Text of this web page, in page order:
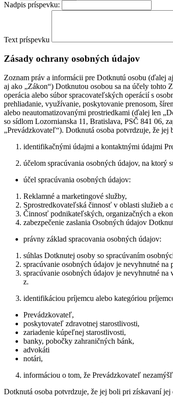
Nadpis príspevku:
Text príspevku
Zásady ochrany osobných údajov
Zoznam práv a informácii pre Dotknutú osobu (ďalej
aj ako „Zákon“) Dotknutou osobou sa na účely tohto
operácia alebo súbor spracovateľských operácií s
prehliadanie, využívanie, poskytovanie prenosom,
alebo neautomatizovanými prostriedkami (ďalej len
so sídlom Lozornianska 11, Bratislava, PSČ 841 06,
„Prevádzkovateľ“). Dotknutá osoba potvrdzuje, že
identifikačnými údajmi a kontaktnými údajmi
účelom spracúvania osobných údajov, na ktorý
účel spracúvania osobných údajov:
Reklamné a marketingové služby,
Sprostredkovateľská činnosť v oblasti služieb a
Činnosť podnikateľských, organizačných a
zabezpečenie zaslania Osobných údajov
právny základ spracovania osobných údajov:
súhlas Dotknutej osoby so spracúvaním
spracúvanie osobných údajov je nevyhnutné
spracúvanie osobných údajov je nevyhnutné
z.
identifikáciou príjemcu alebo kategóriou
Prevádzkovateľ,
poskytovateľ zdravotnej starostlivosti,
zariadenie kúpeľnej starostlivosti,
banky, pobočky zahraničných bánk,
advokáti
notári,
informáciou o tom, že Prevádzkovateľ
Dotknutá osoba potvrdzuje, že jej boli pri získavaní